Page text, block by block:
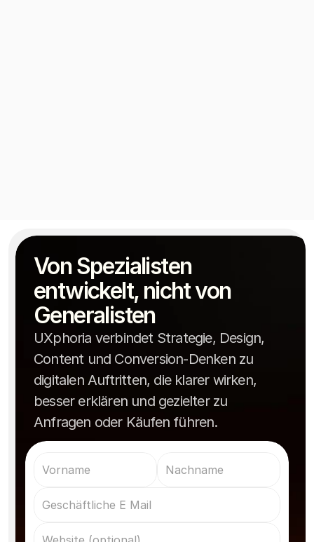
Von Spezialisten
entwickelt, nicht von
Generalisten
UXphoria verbindet Strategie, Design,
Content und Conversion-Denken zu
digitalen Auftritten, die klarer wirken,
besser erklären und gezielter zu
Anfragen oder Käufen führen.